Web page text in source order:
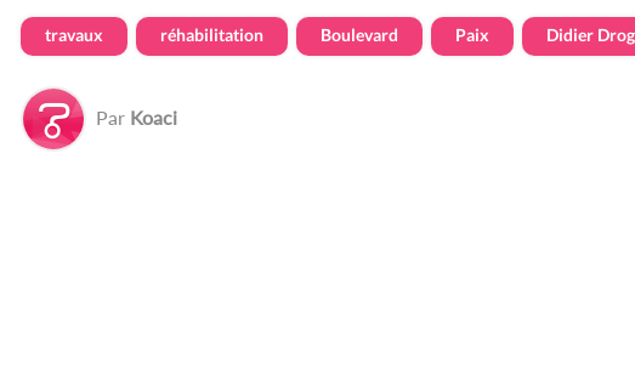
travaux réhabilitation Boulevard Paix Didier
Par Koaci